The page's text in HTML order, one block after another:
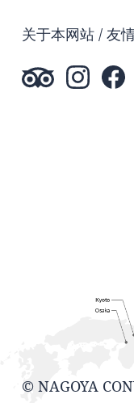
关于本网站 友
© NAGOYA